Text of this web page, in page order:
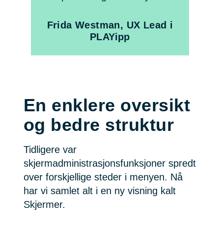
Frida Westman, UX Lead i
PLAYipp
En enklere oversikt
og bedre struktur
Tidligere var
skjermadministrasjonsfunksjoner spredt
over forskjellige steder i menyen. Nå
har vi samlet alt i en ny visning kalt
Skjermer.